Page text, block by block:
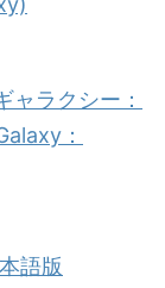
ャラクシー：
：
語版